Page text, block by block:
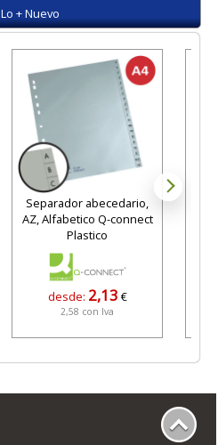
Lo + Nuevo
Separador abecedario,
AZ, Alfabetico Q-connect
Plastico
desde: 2,13 €
2,58 con Iva